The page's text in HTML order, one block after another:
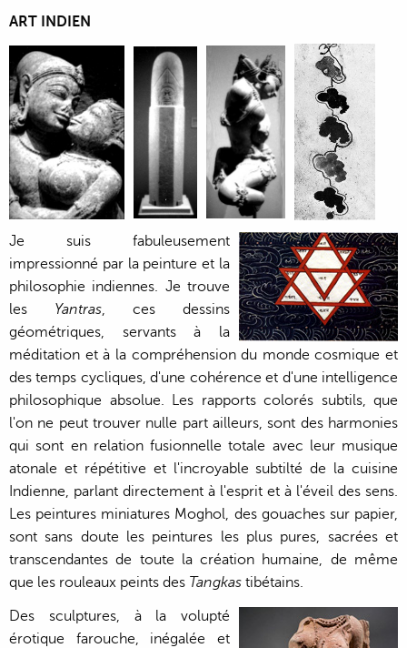
ART INDIEN
Je suis fabuleusement
impressionné par la peinture et la
philosophie indiennes. Je trouve
les Yantras, ces dessins
géométriques, servants à la
méditation et à la compréhension du monde cosmique et
des temps cycliques, d'une cohérence et d'une intelligence
philosophique absolue. Les rapports colorés subtils, que
l'on ne peut trouver nulle part ailleurs, sont des harmonies
qui sont en relation fusionnelle totale avec leur musique
atonale et répétitive et l'incroyable subtilté de la cuisine
Indienne, parlant directement à l'esprit et à l'éveil des sens.
Les peintures miniatures Moghol, des gouaches sur papier,
sont sans doute les peintures les plus pures, sacrées et
transcendantes de toute la création humaine, de même
que les rouleaux peints des Tangkas tibétains.
Des sculptures, à la volupté
érotique farouche, inégalée et